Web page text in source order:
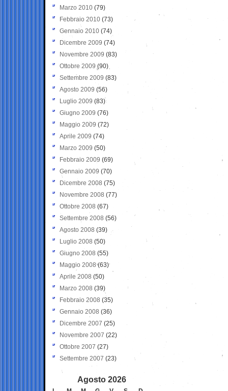
Marzo 2010 (79)
Febbraio 2010 (73)
Gennaio 2010 (74)
Dicembre 2009 (74)
Novembre 2009 (83)
Ottobre 2009 (90)
Settembre 2009 (83)
Agosto 2009 (56)
Luglio 2009 (83)
Giugno 2009 (76)
Maggio 2009 (72)
Aprile 2009 (74)
Marzo 2009 (50)
Febbraio 2009 (69)
Gennaio 2009 (70)
Dicembre 2008 (75)
Novembre 2008 (77)
Ottobre 2008 (67)
Settembre 2008 (56)
Agosto 2008 (39)
Luglio 2008 (50)
Giugno 2008 (55)
Maggio 2008(63)
Aprile 2008 (50)
Marzo 2008 (39)
Febbraio 2008 (35)
Gennaio 2008 (36)
Dicembre 2007 (25)
Novembre 2007 (22)
Ottobre 2007 (27)
Settembre 2007 (23)
Agosto 2026